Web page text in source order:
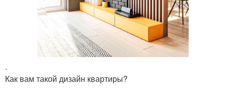
.
Как вам такой дизайн квартиры?